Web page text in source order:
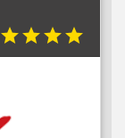
starstarstarstar